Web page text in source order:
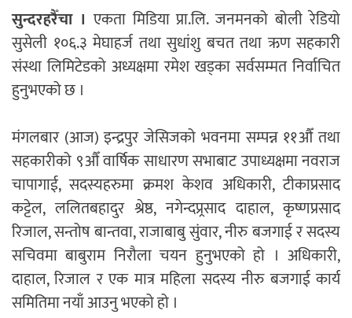
सुन्दरहरैँचा । एकता मिडिया प्रा.लि. जनमनको बोली रेडियो
सुसेली १०६.३ मेघाहर्ज तथा सुधांशु बचत तथा ऋण सहकारी
संस्था लिमिटेडको अध्यक्षमा रमेश खड्का सर्वसम्मत निर्वाचित
हुनुभएको छ ।
मंगलबार (आज) इन्द्रपुर जेसिजको भवनमा सम्पन्न ११औँ तथा
सहकारीको ९औँ वार्षिक साधारण सभाबाट उपाध्यक्षमा नवराज
चापागाई, सदस्यहरुमा क्रमश केशव अधिकारी, टीकाप्रसाद
कट्टेल, ललितबहादुर श्रेष्ठ, नगेन्दप्र्रसाद दाहाल, कृष्णप्रसाद
रिजाल, सन्तोष बान्तवा, राजाबाबु सुंवार, नीरु बजगाई र सदस्य
सचिवमा बाबुराम निरौला चयन हुनुभएको हो । अधिकारी,
दाहाल, रिजाल र एक मात्र महिला सदस्य नीरु बजगाई कार्य
समितिमा नयाँ आउनु भएको हो ।